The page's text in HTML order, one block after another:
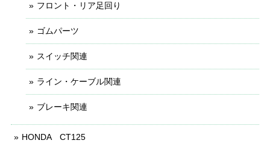
フロント・リア足回り
ゴムパーツ
スイッチ関連
ライン・ケーブル関連
ブレーキ関連
HONDA CT125